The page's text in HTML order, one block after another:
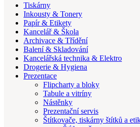
Tiskárny
Inkousty & Tonery
Papír & Etikety
Kancelář & Škola
Archivace & Třídění
Balení & Skladování
Kancelářská technika & Elektro
Drogerie & Hygiena
Prezentace
Flipcharty a bloky
Tabule a vitríny
Nástěnky
Prezentační servis
Štítkovače, tiskárny štítků a